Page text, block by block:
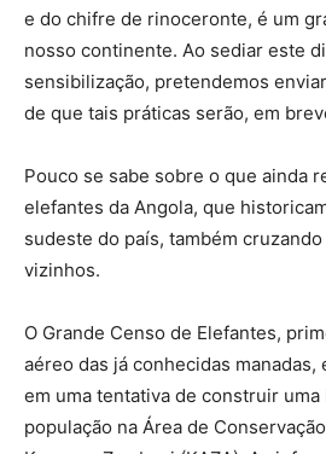
e do chifre de rinoceronte, é um
nosso continente. Ao sediar este
sensibilização, pretendemos
de que tais práticas serão, em
Pouco se sabe sobre o que ainda
elefantes da Angola, que
sudeste do país, também
vizinhos.
O Grande Censo de Elefantes,
aéreo das já conhecidas manadas,
em uma tentativa de construir uma
população na Área de